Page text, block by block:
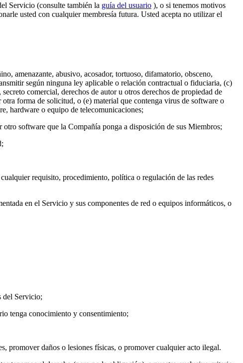
Servicio (consulte también la guía del usuario ), o si tenemos motivos
usted con cualquier membresía futura. Usted acepta no utilizar el
amenazante, abusivo, acosador, tortuoso, difamatorio, obsceno,
según ninguna ley aplicable o relación contractual o fiduciaria, (c)
comercial, derechos de autor u otros derechos de propiedad de
forma de solicitud, o (e) material que contenga virus de software o
hardware o equipo de telecomunicaciones;
software que la Compañía ponga a disposición de sus Miembros;
requisito, procedimiento, política o regulación de las redes
en el Servicio y sus componentes de red o equipos informáticos, o
del Servicio;
tenga conocimiento y consentimiento;
promover daños o lesiones físicas, o promover cualquier acto ilegal.